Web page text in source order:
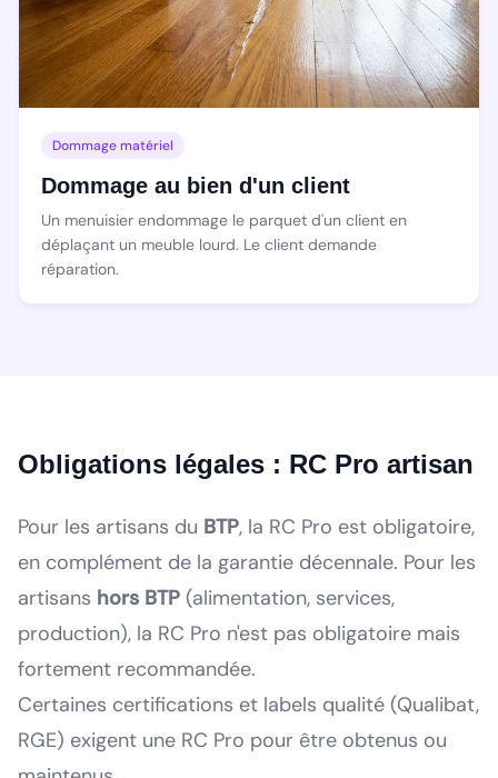
Dommage matériel
Dommage au bien d'un client
Un menuisier endommage le parquet d'un client en
déplaçant un meuble lourd. Le client demande
réparation.
Obligations légales : RC Pro artisan
Pour les artisans du BTP, la RC Pro est obligatoire,
en complément de la garantie décennale. Pour les
artisans hors BTP (alimentation, services,
production), la RC Pro n'est pas obligatoire mais
fortement recommandée.
Certaines certifications et labels qualité (Qualibat,
RGE) exigent une RC Pro pour être obtenus ou